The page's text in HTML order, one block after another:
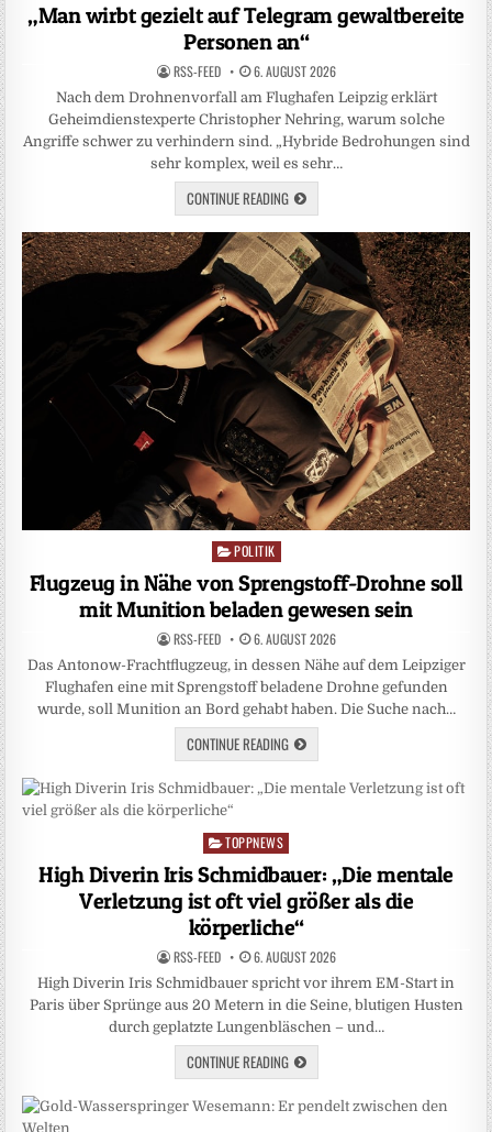
„Man wirbt gezielt auf Telegram gewaltbereite
Personen an“
RSS-FEED 6. AUGUST 2026
Nach dem Drohnenvorfall am Flughafen Leipzig erklärt
Geheimdienstexperte Christopher Nehring, warum solche
Angriffe schwer zu verhindern sind. „Hybride Bedrohungen sind
sehr komplex, weil es sehr…
CONTINUE READING
Posted
POLITIK
Flugzeug in Nähe von Sprengstoff-Drohne soll
mit Munition beladen gewesen sein
RSS-FEED 6. AUGUST 2026
Das Antonow-Frachtflugzeug, in dessen Nähe auf dem Leipziger
Flughafen eine mit Sprengstoff beladene Drohne gefunden
wurde, soll Munition an Bord gehabt haben. Die Suche nach…
CONTINUE READING
Posted
in
TOPPNEWS
High Diverin Iris Schmidbauer: „Die mentale
Verletzung ist oft viel größer als die
körperliche“
RSS-FEED 6. AUGUST 2026
High Diverin Iris Schmidbauer spricht vor ihrem EM-Start in
Paris über Sprünge aus 20 Metern in die Seine, blutigen Husten
durch geplatzte Lungenbläschen – und…
CONTINUE READING